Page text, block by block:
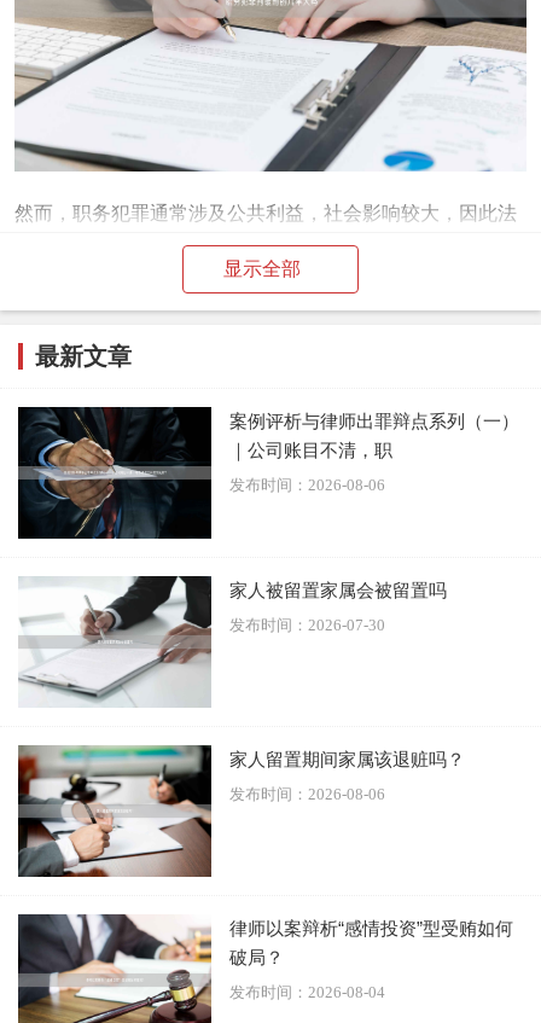
然而，职务犯罪通常涉及公共利益，社会影响较大，因此法
院在判决时会更加谨慎。对于情节严重、社会影响恶劣的案
件，即使犯罪人认罪态度良好，判缓刑的几率也会大大降
性。律师可以通过梳理案件细节、提出有利证据，帮助犯罪
人争取更轻的量刑结果。
综上所述，职务犯罪判缓刑的几率并非固定，而是取决于多
业律师，以获取更精准的法律帮助。
显示全部
最新文章
案例评析与律师出罪辩点系列（一）
｜公司账目不清，职
发布时间：2026-08-06
家人被留置家属会被留置吗
发布时间：2026-07-30
家人留置期间家属该退赃吗？
发布时间：2026-08-06
律师以案辩析“感情投资”型受贿如何
破局？
发布时间：2026-08-04